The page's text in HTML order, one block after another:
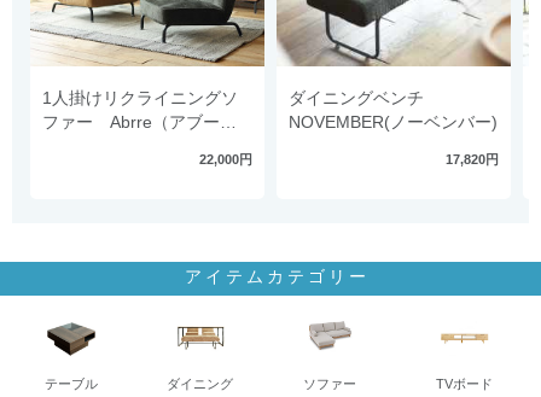
1人掛けリクライニングソ
ファー Abrre（アブー
22,000円
ダイニングベンチ
NOVEMBER(ノーベンバー)
17,820円
アイテムカテゴリー
テーブル ダイニング ソファー TVボード